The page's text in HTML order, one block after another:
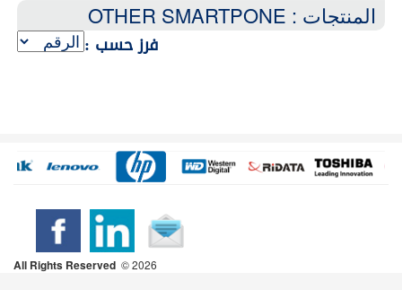
المنتجات : OTHER SMARTPONE
فرز حسب :
All Rights Reserved